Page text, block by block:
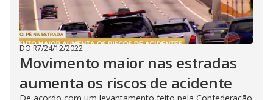
DO R7/24/12/2022
Movimento maior nas estradas
aumenta os riscos de acidente